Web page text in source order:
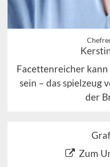
Facettenreicher
sein – das spielzeug
der
Zum